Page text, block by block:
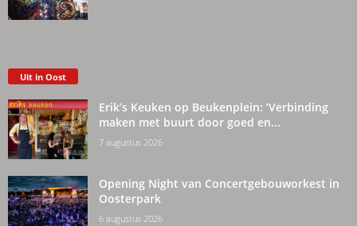
Uit in Oost
Erik’s Keuken op Beukenplein: ‘Verbinding
maken met buurt door goed en...
7 augustus 2026
Opening Night van Concertgebouworkest in
Oosterpark
6 augustus 2026